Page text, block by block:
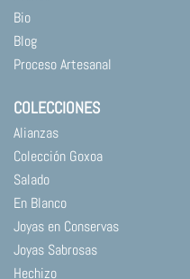
Bio
Blog
Proceso Artesanal
COLECCIONES
Alianzas
Colección Goxoa
Salado
En Blanco
Joyas en Conservas
Joyas Sabrosas
Hechizo